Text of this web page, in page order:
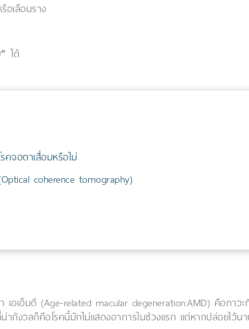
อเลือนราง
ได้
คจอตาเสื่อมหรือไม่
coherence tomography)
อเอ็มดี (Age-related macular degeneration:AMD) คือภาว
งวลก็คือโรคนี้มักไม่แสดงอาการในช่วงแรก แต่หากปล่อยไว้